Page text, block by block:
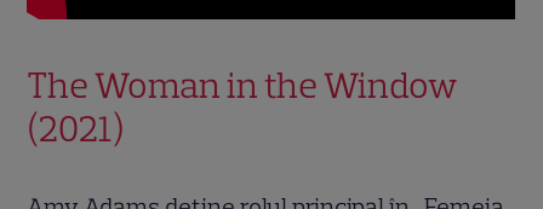
The Woman in the Window
(2021)